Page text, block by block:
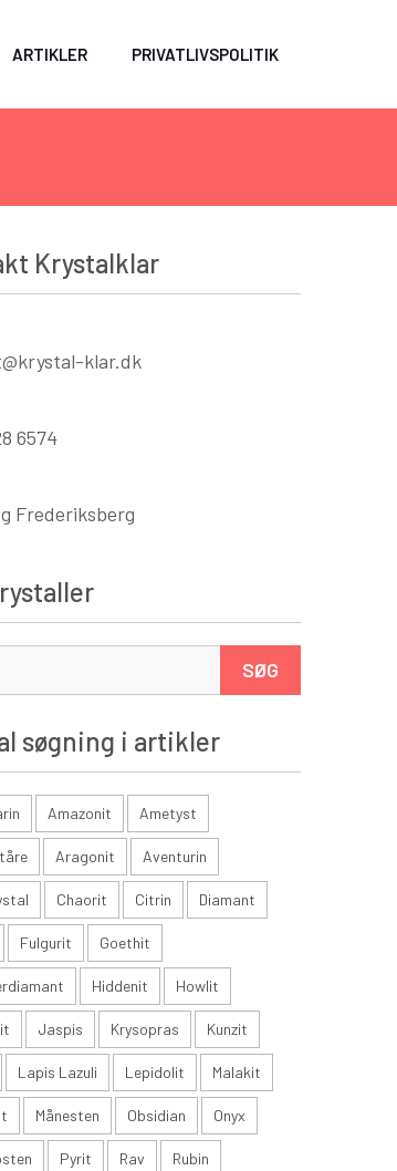
ARTIKLER PRIVATLIVSPOLITIK
Krystalklar
klar.dk
6574
Frederiksberg
søgning i artikler
Amazonit Ametyst
Aragonit Aventurin
Chaorit Citrin Diamant
Fulgurit Goethit
Hiddenit Howlit
Jaspis Krysopras Kunzit
Lapis Lazuli Lepidolit Malakit
Månesten Obsidian Onyx
Pyrit Rav Rubin